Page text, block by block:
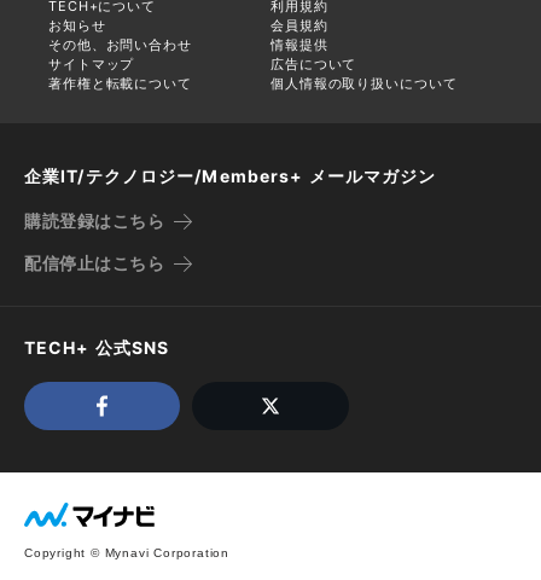
TECH+について
利用規約
お知らせ
会員規約
その他、お問い合わせ
情報提供
サイトマップ
広告について
著作権と転載について
個人情報の取り扱いについて
企業IT/テクノロジー/Members+ メールマガジン
購読登録はこちら
配信停止はこちら
TECH+ 公式SNS
Copyright © Mynavi Corporation